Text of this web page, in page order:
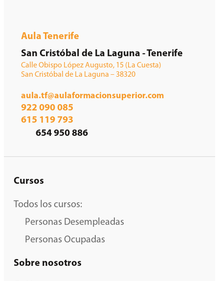
Aula Tenerife
San Cristóbal de La Laguna - Tenerife
Calle Obispo López Augusto, 15 (La Cuesta)
San Cristóbal de La Laguna – 38320
aula.tf@aulaformacionsuperior.com
922 090 085
615 119 793
654 950 886
Cursos
Todos los cursos:
Personas Desempleadas
Personas Ocupadas
Sobre nosotros